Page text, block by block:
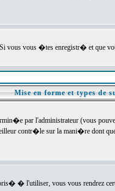
vous �tes enregistr� et que
Mise en forme et types de
par l'administrateur (vous
contr�le sur la mani�re dont
� l'utiliser, vous vous rendrez